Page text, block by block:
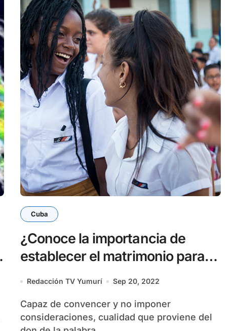
Cuba
¿Conoce la importancia de
establecer el matrimonio para
las personas mayores de 18
Redacción TV Yumurí Sep 20, 2022
Capaz de convencer y no imponer
consideraciones, cualidad que proviene del